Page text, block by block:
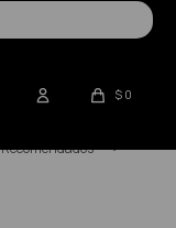
$ 0
Recomendados